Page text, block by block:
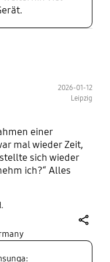
2026-01-12
Leipzig
einer
mal wieder Zeit,
sich wieder
ich?“ Alles
rein. Nach
“ Samsung 9100
Hürde,
vom System